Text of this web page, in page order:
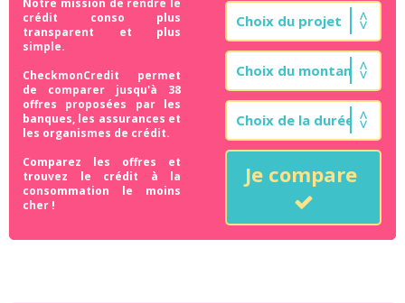
Notre mission de rendre le
crédit conso plus
transparent et plus
simple.
CheckmonCredit permet
de comparer jusqu'à 38
offres proposées par les
banques, les assurances et
les organismes de crédit.
Comparez les offres et
trouvez le crédit à la
consommation le moins
cher !
Je compare